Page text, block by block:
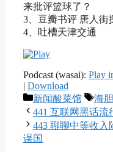
来批评篮球了？
3、豆瓣书评 唐人街
4、吐槽天津交通
Podcast (wasai): Play
| Download
Categories
新闻酸菜馆 Tags
海胆
441 互联网黑话流
443 聊聊中等收入
误国